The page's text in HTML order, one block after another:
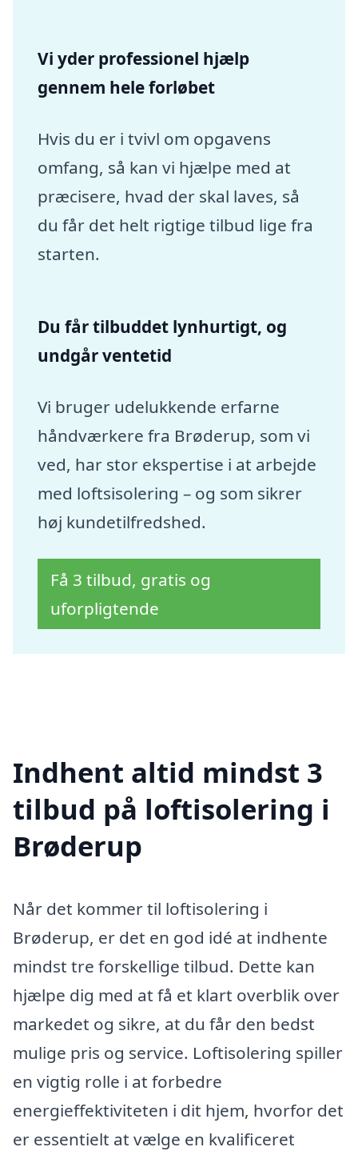
Vi yder professionel hjælp
gennem hele forløbet
Hvis du er i tvivl om opgavens
omfang, så kan vi hjælpe med at
præcisere, hvad der skal laves, så
du får det helt rigtige tilbud lige fra
starten.
Du får tilbuddet lynhurtigt, og
undgår ventetid
Vi bruger udelukkende erfarne
håndværkere fra Brøderup, som vi
ved, har stor ekspertise i at arbejde
med loftsisolering – og som sikrer
høj kundetilfredshed.
Få 3 tilbud, gratis og
uforpligtende
Indhent altid mindst 3
tilbud på loftisolering i
Brøderup
Når det kommer til loftisolering i
Brøderup, er det en god idé at indhente
mindst tre forskellige tilbud. Dette kan
hjælpe dig med at få et klart overblik over
markedet og sikre, at du får den bedst
mulige pris og service. Loftisolering spiller
en vigtig rolle i at forbedre
energieffektiviteten i dit hjem, hvorfor det
er essentielt at vælge en kvalificeret